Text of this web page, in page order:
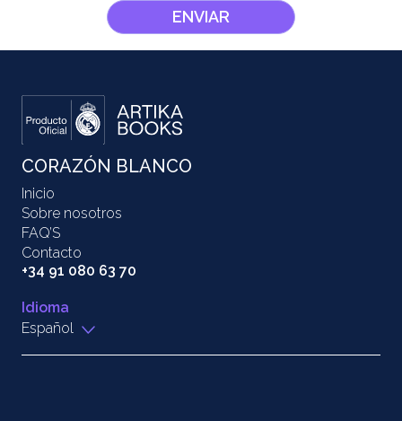
ENVIAR
CORAZÓN BLANCO
Inicio
Sobre nosotros
FAQ’S
Contacto
+34 91 080 63 70
Idioma
Español